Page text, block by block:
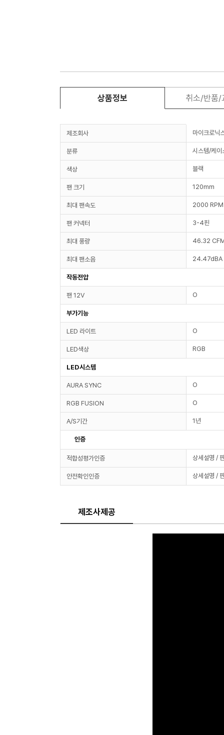
상품정보 취소/반품/
제조회사 마이크로닉
분류 시스템/케이
색상 블랙
팬 크기 120mm
최대 팬속도 2000 RPM
팬 커넥터 3-4핀
최대 풍량 46.32
최대 팬소음 24.47dBA
작동전압
팬 12V O
부가기능
LED 라이트 O
LED색상 RGB
LED시스템
AURA SYNC O
RGB FUSION O
A/S기간 1년
인증
적합성평가인증 상세설명 /
안전확인인증 상세설명 /
제조사제공